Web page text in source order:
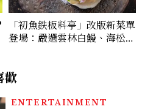
「初魚鉄板料亭」改版新菜單
登場：嚴選雲林白鰻、海松貝
歡
ENTERTAINMENT